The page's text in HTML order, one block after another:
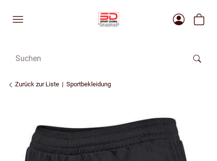
Zurück zur Liste Sportbekleidung